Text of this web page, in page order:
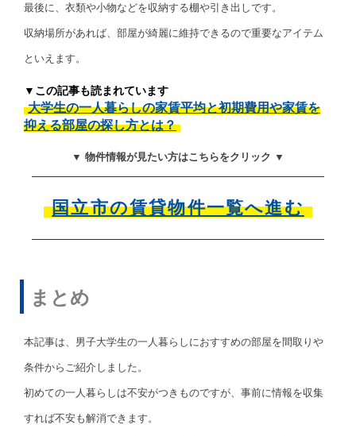
最後に、衣類や小物などを収納する棚や引き出しです。
収納場所があれば、部屋が綺麗に維持できるので重要なアイテム
といえます。
▼この記事も読まれています
大学生の一人暮らしの家賃平均と初期費用や家賃を
抑える部屋の探し方とは？
▼ 物件情報が見たい方はこちらをクリック ▼
国立市の賃貸物件一覧へ進む
まとめ
本記事は、男子大学生の一人暮らしにおすすめの部屋を間取りや
条件からご紹介しました。
初めての一人暮らしは不安がつきものですが、事前に情報を収集
すれば不安も解消できます。